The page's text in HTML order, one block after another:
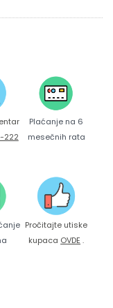
222
Plaćanje na 6
mesečnih rata
Pročitajte utiske
kupaca OVDE .